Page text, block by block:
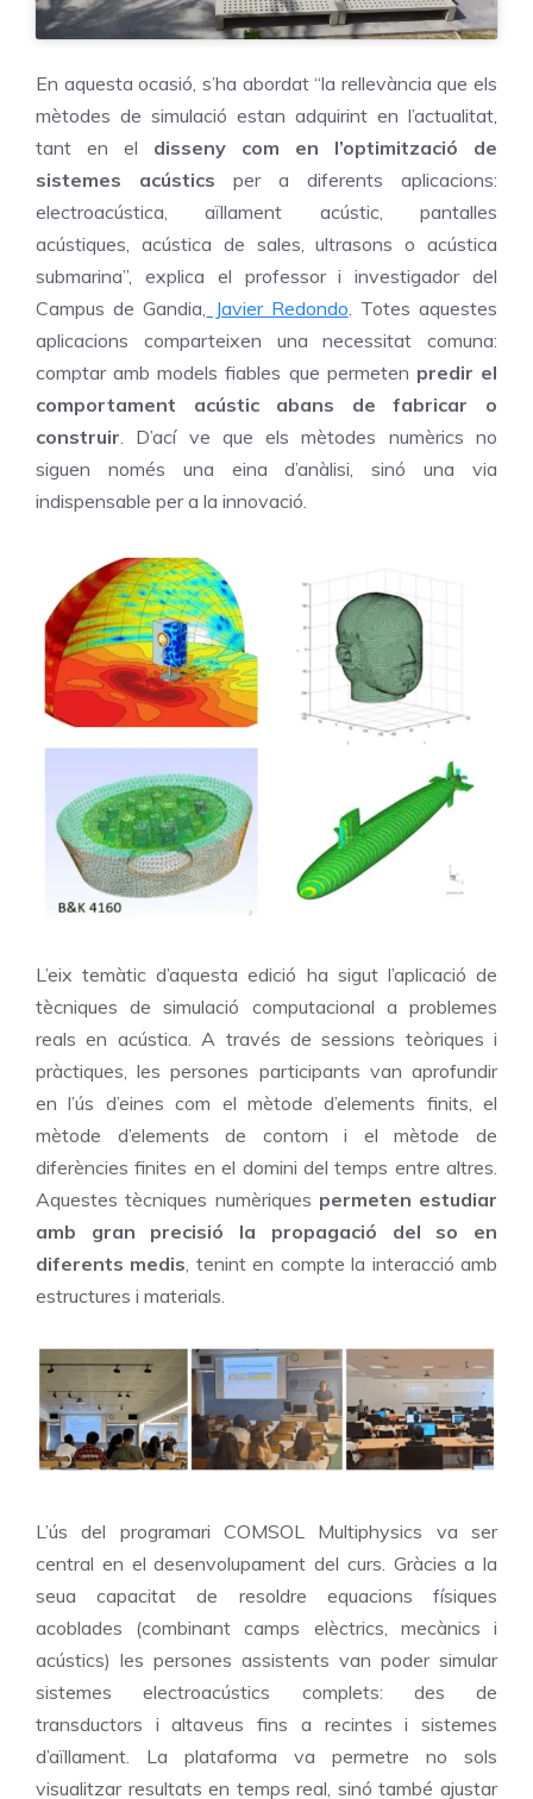
En aquesta ocasió, s’ha abordat “la rellevància que els
mètodes de simulació estan adquirint en l’actualitat,
tant en el disseny com en l’optimització de
sistemes acústics per a diferents aplicacions:
electroacústica, aïllament acústic, pantalles
acústiques, acústica de sales, ultrasons o acústica
submarina”, explica el professor i investigador del
Campus de Gandia,
Javier Redondo . Totes aquestes
aplicacions comparteixen una necessitat comuna:
comptar amb models fiables que permeten predir el
comportament acústic abans de fabricar o
construir . D’ací ve que els mètodes numèrics no
siguen només una eina d’anàlisi, sinó una via
indispensable per a la innovació.
L’eix temàtic d’aquesta edició ha sigut l’aplicació de
tècniques de simulació computacional a problemes
reals en acústica. A través de sessions teòriques i
pràctiques, les persones participants van aprofundir
en l’ús d’eines com el mètode d’elements finits, el
mètode d’elements de contorn i el mètode de
diferències finites en el domini del temps entre altres.
Aquestes tècniques numèriques permeten estudiar
amb gran precisió la propagació del so en
diferents medis, tenint en compte la interacció amb
estructures i materials.
L’ús del programari COMSOL Multiphysics va ser
central en el desenvolupament del curs. Gràcies a la
seua capacitat de resoldre equacions físiques
acoblades (combinant camps elèctrics, mecànics i
acústics) les persones assistents van poder simular
sistemes electroacústics complets: des de
transductors i altaveus fins a recintes i sistemes
d’aïllament. La plataforma va permetre no sols
visualitzar resultats en temps real, sinó també ajustar